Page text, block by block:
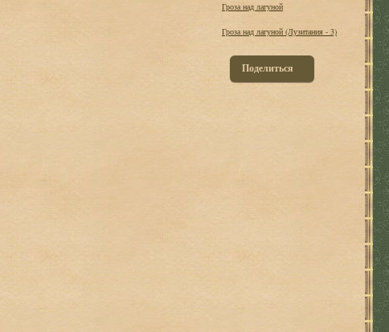
Гроза над лагуной
Гроза над лагуной (Лузитания - 3)
Поделиться